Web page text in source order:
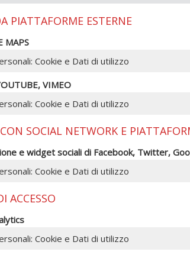
PIATTAFORME ESTERNE
MAPS
Cookie e Dati di utilizzo
VIMEO
Cookie e Dati di utilizzo
SOCIAL NETWORK E
e widget sociali di Facebook, Twitter,
Cookie e Dati di utilizzo
ACCESSO
Cookie e Dati di utilizzo